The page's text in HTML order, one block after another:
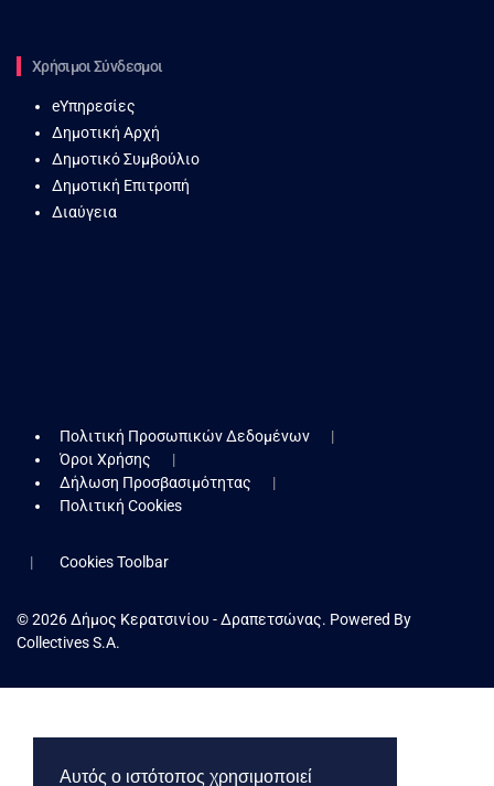
Χρήσιμοι Σύνδεσμοι
eΥπηρεσίες
Δημοτική Αρχή
Δημοτικό Συμβούλιο
Δημοτική Επιτροπή
Διαύγεια
Πολιτική Προσωπικών Δεδομένων
Όροι Χρήσης
Δήλωση Προσβασιμότητας
Πολιτική Cookies
Cookies Toolbar
© 2026 Δήμος Κερατσινίου - Δραπετσώνας. Powered By
Collectives S.A.
Αυτός ο ιστότοπος χρησιμοποιεί